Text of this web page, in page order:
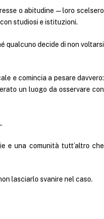
o abitudine — loro scelsero
studiosi e istituzioni.
qualcuno decide di non voltarsi
e comincia a pesare davvero:
un luogo da osservare con
.
e una comunità tutt’altro che
lasciarlo svanire nel caso.